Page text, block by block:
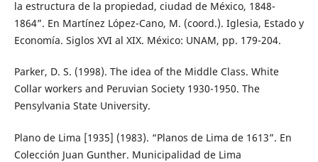
la estructura de la propiedad, ciudad de México, 1848-
1864”. En Martínez López-Cano, M. (coord.). Iglesia, Estado y
Economía. Siglos XVI al XIX. México: UNAM, pp. 179-204.
Parker, D. S. (1998). The idea of the Middle Class. White
Collar workers and Peruvian Society 1930-1950. The
Pensylvania State University.
Plano de Lima [1935] (1983). “Planos de Lima de 1613”. En
Colección Juan Gunther. Municipalidad de Lima